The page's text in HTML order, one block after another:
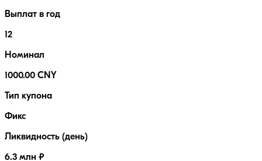
Выплат в год
12
Номинал
1000.00 CNY
Тип купона
Фикс
Ликвидность (день)
6.3 млн ₽